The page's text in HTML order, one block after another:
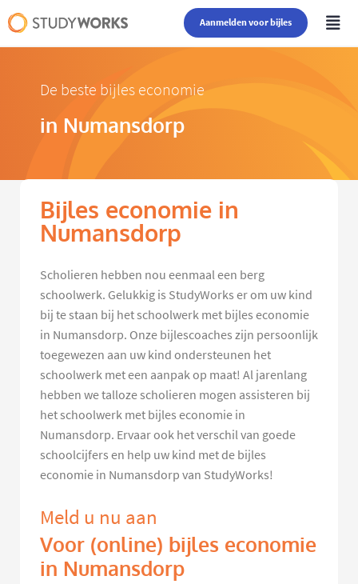
Aanmelden voor bijles
De beste bijles economie
in Numansdorp
Bijles economie in
Numansdorp
Scholieren hebben nou eenmaal een berg
schoolwerk. Gelukkig is StudyWorks er om uw kind
bij te staan bij het schoolwerk met bijles economie
in Numansdorp. Onze bijlescoaches zijn persoonlijk
toegewezen aan uw kind ondersteunen het
schoolwerk met een aanpak op maat! Al jarenlang
hebben we talloze scholieren mogen assisteren bij
het schoolwerk met bijles economie in
Numansdorp. Ervaar ook het verschil van goede
schoolcijfers en help uw kind met de bijles
economie in Numansdorp van StudyWorks!
Meld u nu aan
Voor (online) bijles economie
in Numansdorp